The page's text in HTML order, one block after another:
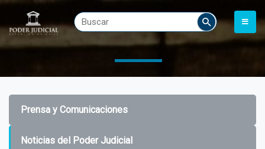
Prensa y Comunicaciones
Noticias del Poder Judicial